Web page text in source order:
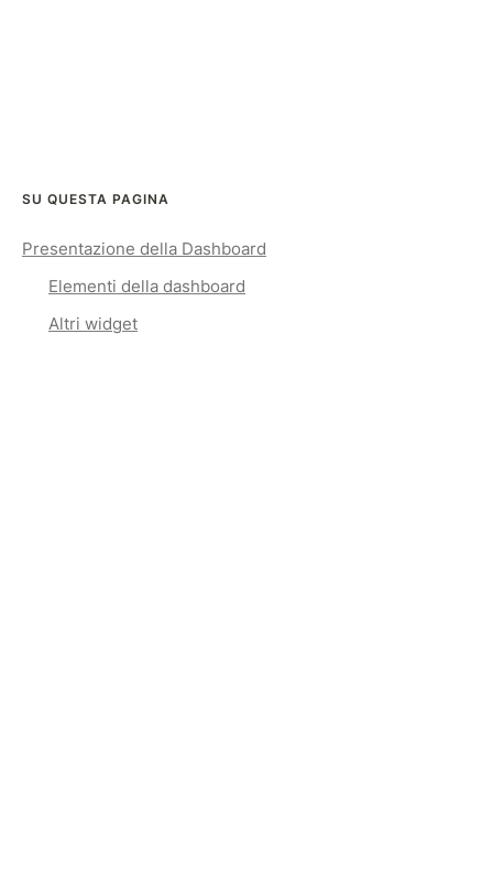
SU QUESTA PAGINA
Presentazione della Dashboard
Elementi della dashboard
Altri widget